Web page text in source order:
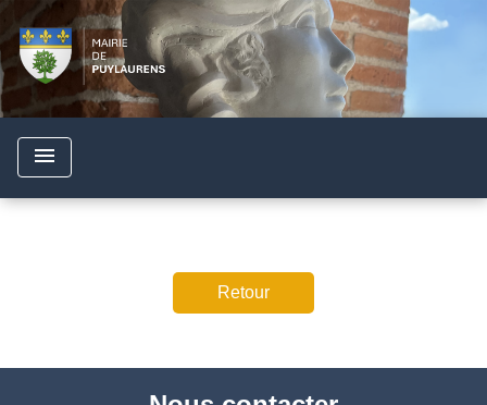
menu
Retour